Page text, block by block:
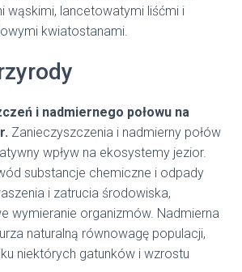
wąskimi, lancetowatymi liśćmi i
kwiatostanami.
i nadmiernego połowu na
Zanieczyszczenia i nadmierny połów
wpływ na ekosystemy jezior.
substancje chemiczne i odpady
i zatrucia środowiska,
wymieranie organizmów. Nadmierna
naturalną równowagę populacji,
niektórych gatunków i wzrostu